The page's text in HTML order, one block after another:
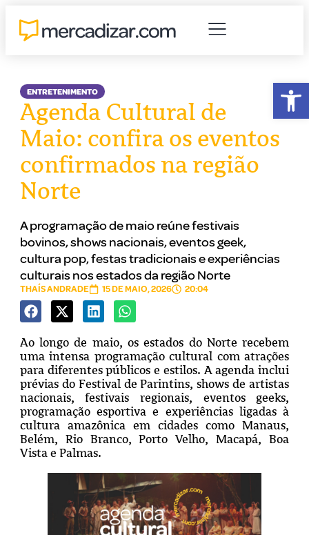
ENTRETENIMENTO
Agenda Cultural de
Maio: confira os eventos
confirmados na região
Norte
A programação de maio reúne festivais
bovinos, shows nacionais, eventos geek,
cultura pop, festas tradicionais e experiências
culturais nos estados da região Norte
THAÍS ANDRADE 15 DE MAIO, 2026 20:04
Ao longo de maio, os estados do Norte recebem
uma intensa programação cultural com atrações
para diferentes públicos e estilos. A agenda inclui
prévias do Festival de Parintins, shows de artistas
nacionais, festivais regionais, eventos geeks,
programação esportiva e experiências ligadas à
cultura amazônica em cidades como Manaus,
Belém, Rio Branco, Porto Velho, Macapá, Boa
Vista e Palmas.